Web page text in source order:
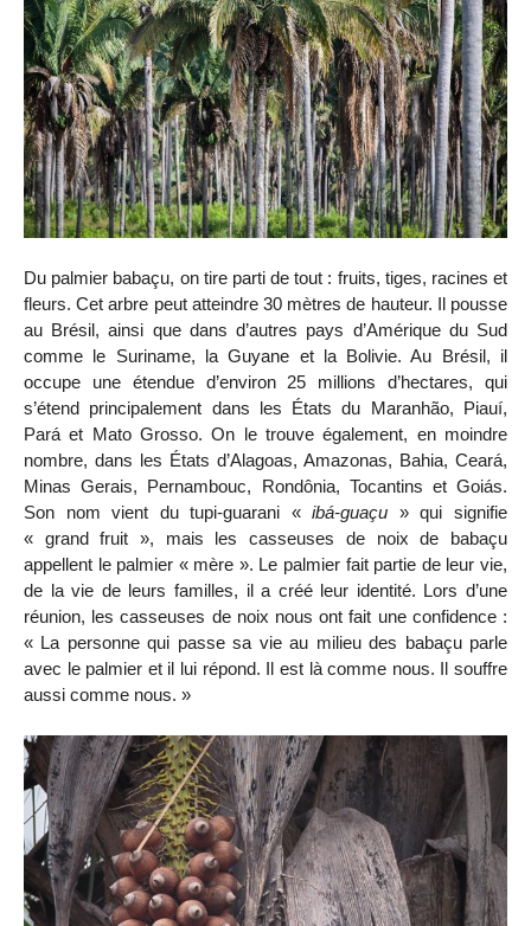
Du palmier babaçu, on tire parti de tout : fruits, tiges, racines et
fleurs. Cet arbre peut atteindre 30 mètres de hauteur. Il pousse
au Brésil, ainsi que dans d’autres pays d’Amérique du Sud
comme le Suriname, la Guyane et la Bolivie. Au Brésil, il
occupe une étendue d’environ 25 millions d’hectares, qui
s’étend principalement dans les États du Maranhão, Piauí,
Pará et Mato Grosso. On le trouve également, en moindre
nombre, dans les États d’Alagoas, Amazonas, Bahia, Ceará,
Minas Gerais, Pernambouc, Rondônia, Tocantins et Goiás.
Son nom vient du tupi-guarani «ibá-guaçu » qui signifie
« grand fruit », mais les casseuses de noix de babaçu
appellent le palmier « mère ». Le palmier fait partie de leur vie,
de la vie de leurs familles, il a créé leur identité. Lors d’une
réunion, les casseuses de noix nous ont fait une confidence :
« La personne qui passe sa vie au milieu des babaçu parle
avec le palmier et il lui répond. Il est là comme nous. Il souffre
aussi comme nous. »